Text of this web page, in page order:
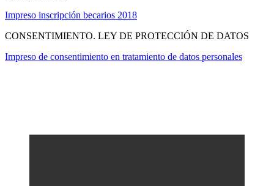
Impreso inscripción becarios 2018
CONSENTIMIENTO. LEY DE PROTECCIÓN DE DATOS
Impreso de consentimiento en tratamiento de datos personales